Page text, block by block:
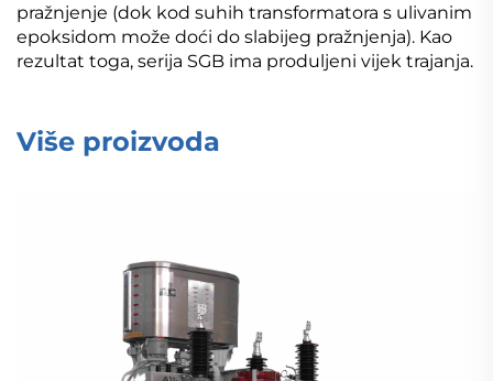
pražnjenje (dok kod suhih transformatora s ulivanim
epoksidom može doći do slabijeg pražnjenja). Kao
rezultat toga, serija SGB ima produljeni vijek trajanja.
Više proizvoda